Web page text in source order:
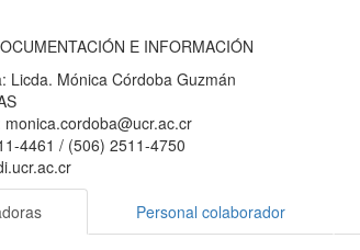
E INFORMACIÓN
Licda. Mónica Córdoba Guzmán
monica.cordoba@ucr.ac.cr
4461 / (506) 2511-4750
Personal colaborador